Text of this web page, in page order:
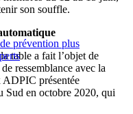
son souffle.
prévention plus
table a fait l’objet de
ressemblance avec la
présentée
Sud en octobre 2020, qui